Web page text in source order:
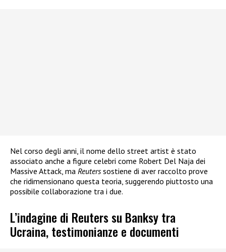
Nel corso degli anni, il nome dello street artist è stato
associato anche a figure celebri come Robert Del Naja dei
Massive Attack, ma Reuterssostiene di aver raccolto prove
che ridimensionano questa teoria, suggerendo piuttosto una
possibile collaborazione tra i due.
L’indagine di Reuters su Banksy tra
Ucraina, testimonianze e documenti